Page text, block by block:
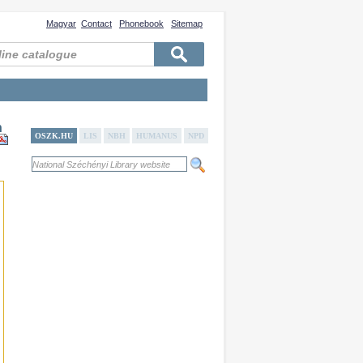
Contact Phonebook Sitemap
Magyar
OSZK.HU LIS NBH HUMANUS NPD